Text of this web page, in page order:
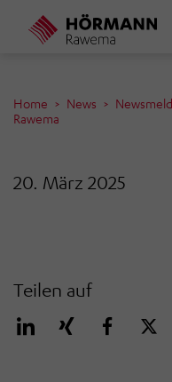
Direkt
Home News
Rawema
20. März 2025
Teilen auf